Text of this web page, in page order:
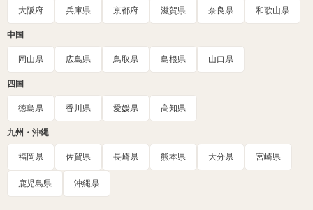
大阪府 兵庫県 京都府 滋賀県 奈良県 和歌山県
中国
岡山県 広島県 鳥取県 島根県 山口県
四国
徳島県 香川県 愛媛県 高知県
九州・沖縄
福岡県 佐賀県 長崎県 熊本県 大分県 宮崎県
鹿児島県 沖縄県